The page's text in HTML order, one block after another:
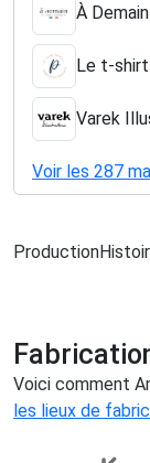
À
Le t-
Varek
Voir les 287
Production
Voici comment
les lieux de